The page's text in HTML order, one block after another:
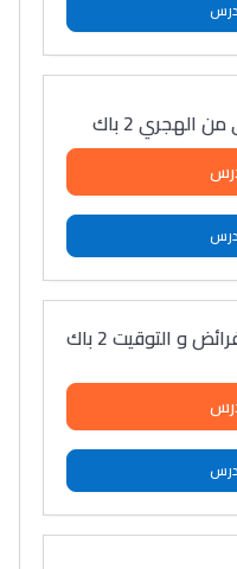
الهجري 2 باك
التاريخ الفلاحي مادة الفرائض و التوقيت 2 باك